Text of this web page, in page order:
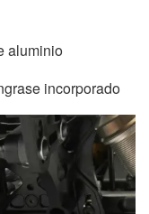
aluminio
incorporado